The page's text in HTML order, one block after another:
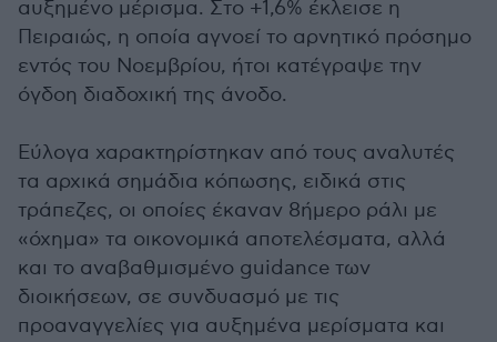
αυξημένο μέρισμα. Στο +1,6% έκλεισε η
Πειραιώς, η οποία αγνοεί το αρνητικό πρόσημο
εντός του Νοεμβρίου, ήτοι κατέγραψε την
όγδοη διαδοχική της άνοδο.
Εύλογα χαρακτηρίστηκαν από τους αναλυτές
τα αρχικά σημάδια κόπωσης, ειδικά στις
τράπεζες, οι οποίες έκαναν 8ήμερο ράλι με
«όχημα» τα οικονομικά αποτελέσματα, αλλά
και το αναβαθμισμένο guidance των
διοικήσεων, σε συνδυασμό με τις
προαναγγελίες για αυξημένα μερίσματα και